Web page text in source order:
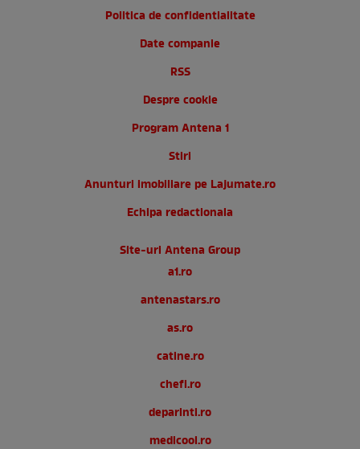
Politica de cookies
Gestionați preferințele
Politica de confidentialitate
RSS
Despre cookie
Program Antena 1
Stiri
Anunturi imobiliare pe Lajumate.ro
Echipa redactionala
Site-uri Antena Group